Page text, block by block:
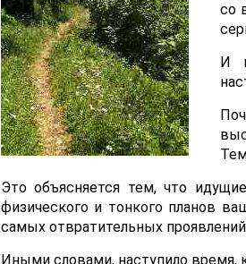
со
И
Это объясняется тем, что
физического и тонкого планов
самых отвратительных
Иными словами, наступило время,